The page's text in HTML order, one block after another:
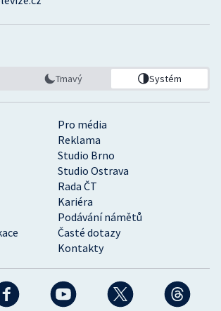
Pro média
Reklama
Studio Brno
Studio Ostrava
Rada ČT
Kariéra
Podávání námětů
Časté dotazy
Kontakty
Tmavý Systém